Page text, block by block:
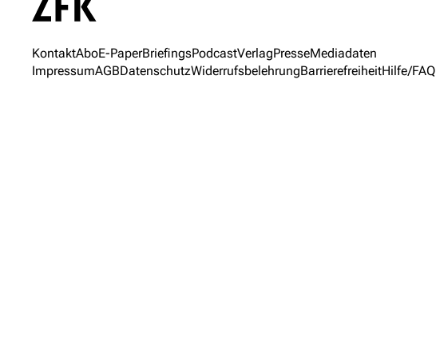
KontaktAboE-PaperBriefingsPodcastVerlagPresseMediadaten
ImpressumAGBDatenschutzWiderrufsbelehrungBarrierefreiheitHilfe/FAQ